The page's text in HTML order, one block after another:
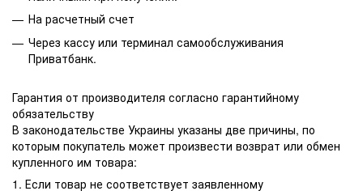
На расчетный счет
Через кассу или терминал самообслуживания
Приватбанк.
Гарантия от производителя согласно гарантийному
обязательству
В законодательстве Украины указаны две причины, по
которым покупатель может произвести возврат или обмен
купленного им товара:
1. Если товар не соответствует заявленному